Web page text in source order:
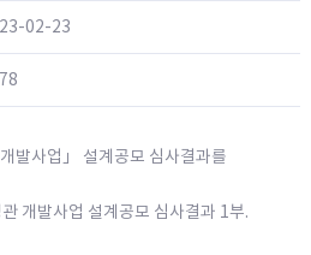
02-23
발사업」 설계공모 심사결과를
개발사업 설계공모 심사결과 1부.